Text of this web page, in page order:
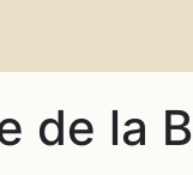
de la